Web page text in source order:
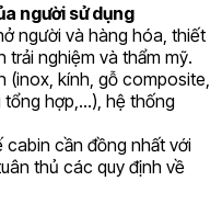
người sử dụng
người và hàng hóa, thiết
trải nghiệm và thẩm mỹ.
(inox, kính, gỗ composite,
tổng hợp,…), hệ thống
cabin cần đồng nhất với
thủ các quy định về